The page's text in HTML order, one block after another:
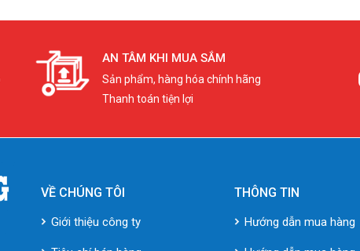
AN TÂM KHI MUA SẮM
Sản phẩm, hàng hóa chính hãng
Thanh toán tiện lợi
VỀ CHÚNG TÔI
Giới thiệu công ty
THÔNG TIN
Hướng dẫn mua hàng